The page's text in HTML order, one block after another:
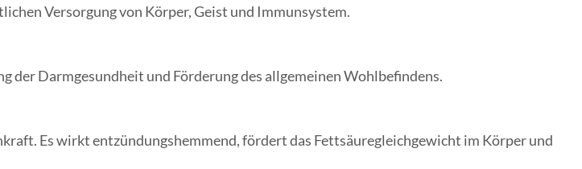
Versorgung von Körper, Geist und Immunsystem.
Darmgesundheit und Förderung des allgemeinen Wohlbefindens.
Es wirkt entzündungshemmend, fördert das Fettsäuregleichgewicht im Körper und